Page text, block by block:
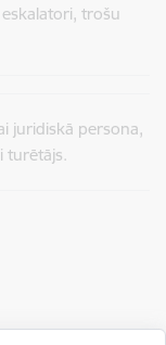
trošu
juridiskā persona,
turētājs.